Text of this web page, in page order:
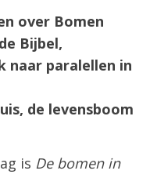
over Bomen
Bijbel,
naar paralellen in
de levensboom
is De bomen in